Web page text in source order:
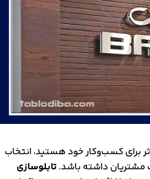
برای کسب‌وکار خود هستید، انتخاب
مشتریان داشته باشد.تابلوسازی